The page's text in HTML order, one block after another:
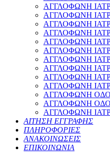
ΑΓΓΛΟΦΩΝΗ
ΑΓΓΛΟΦΩΝΗ
ΑΓΓΛΟΦΩΝΗ
ΑΓΓΛΟΦΩΝΗ
ΑΓΓΛΟΦΩΝΗ
ΑΓΓΛΟΦΩΝΗ
ΑΓΓΛΟΦΩΝΗ
ΑΓΓΛΟΦΩΝΗ
ΑΓΓΛΟΦΩΝΗ
ΑΓΓΛΟΦΩΝΗ
ΑΓΓΛΟΦΩΝΗ
ΑΓΓΛΟΦΩΝΗ
ΑΓΓΛΟΦΩΝΗ
ΑΙΤΗΣΗ ΕΓΓΡΑΦΗΣ
ΠΛΗΡΟΦΟΡΙΕΣ
ΑΝΑΚΟΙΝΩΣΕΙΣ
ΕΠΙΚΟΙΝΩΝΙΑ